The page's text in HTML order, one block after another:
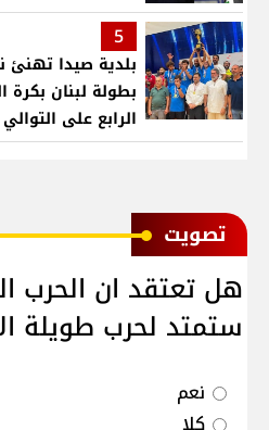
5
بلدية صيدا تهنئ
بطولة لبنان بكرة
الرابع على التوالي
ﺗﺼﻮﻳﺖ
هل تعتقد ان الحرب
ستمتد لحرب طويلة
نعم